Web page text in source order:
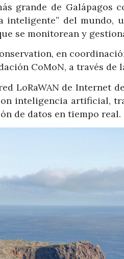
grande de Galápagos
inteligente” del mundo,
se monitorean y
en
CoMoN, a través de
LoRaWAN de Internet
inteligencia artificial,
de datos en tiempo real.